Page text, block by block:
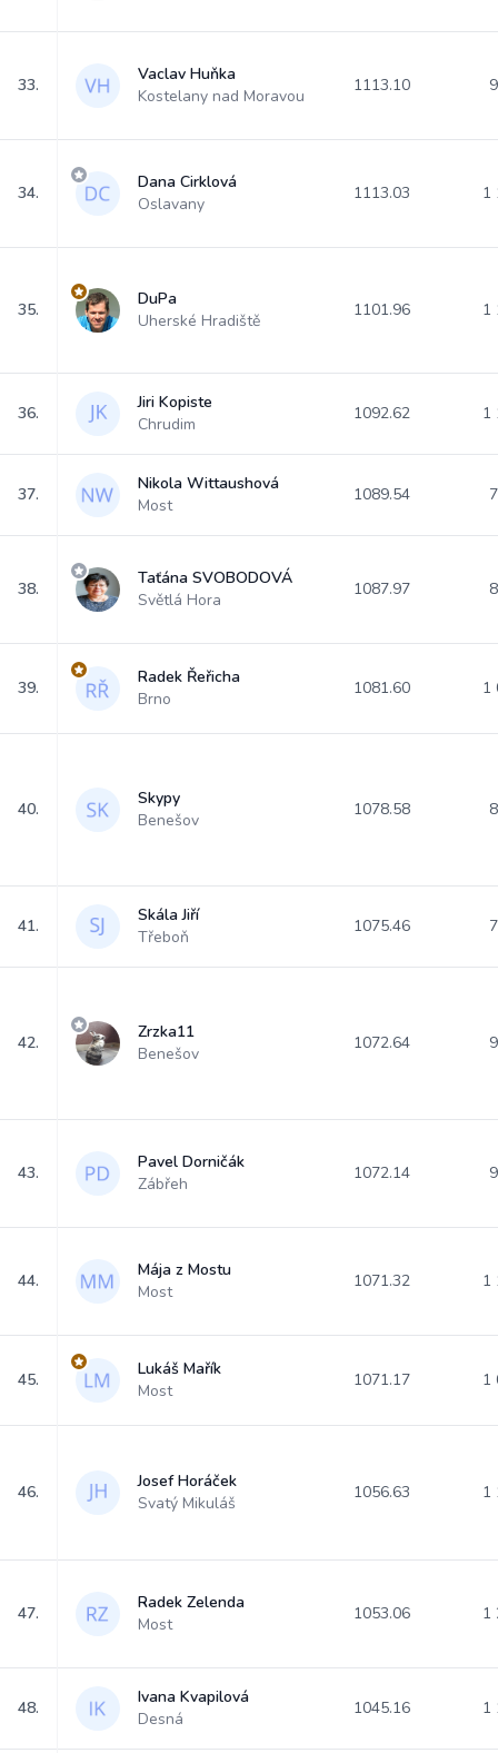
33.
Vaclav Huňka
Kostelany nad Moravou
1113.10
34.
Dana Cirklová
Oslavany
1113.03 1
35.
DuPa
Uherské Hradiště
1101.96 1
36.
Jiri Kopiste
Chrudim
1092.62 1
37.
Nikola Wittaushová
Most
1089.54
38.
Taťána SVOBODOVÁ
Světlá Hora
1087.97
39.
Radek Řeřicha
Brno
1081.60 1
40.
Skypy
Benešov
1078.58
41.
Skála Jiří
Třeboň
1075.46
42.
Zrzka11
Benešov
1072.64
43.
Pavel Dorničák
Zábřeh
1072.14
44.
Mája z Mostu
Most
1071.32 1
45.
Lukáš Mařík
Most
1071.17 1
46.
Josef Horáček
Svatý Mikuláš
1056.63 1
47.
Radek Zelenda
Most
1053.06 1
48.
Ivana Kvapilová
Desná
1045.16 1